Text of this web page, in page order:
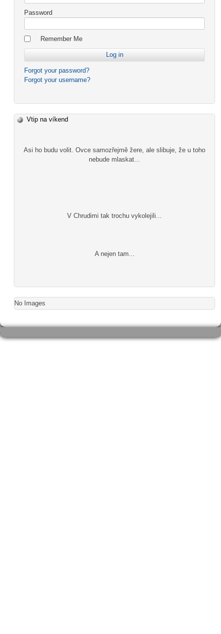
Password
Remember Me
Forgot your password?
Forgot your username?
Vtip na víkend
Asi ho budu volit. Ovce samozřejmě žere, ale slibuje, že u toho
nebude mlaskat...
V Chrudimi tak trochu vykolejili...
A nejen tam...
No Images